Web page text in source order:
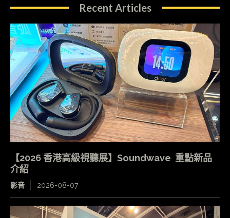
Recent Articles
【2026 香港高級視聽展】Soundwave 重點新品
介紹
影音 2026-08-07